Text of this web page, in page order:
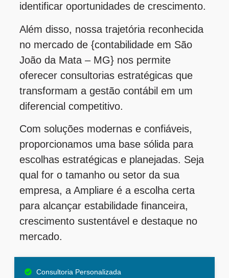
identificar oportunidades de crescimento.
Além disso, nossa trajetória reconhecida
no mercado de {contabilidade em São
João da Mata – MG} nos permite
oferecer consultorias estratégicas que
transformam a gestão contábil em um
diferencial competitivo.
Com soluções modernas e confiáveis,
proporcionamos uma base sólida para
escolhas estratégicas e planejadas. Seja
qual for o tamanho ou setor da sua
empresa, a Ampliare é a escolha certa
para alcançar estabilidade financeira,
crescimento sustentável e destaque no
mercado.
Consultoria Personalizada